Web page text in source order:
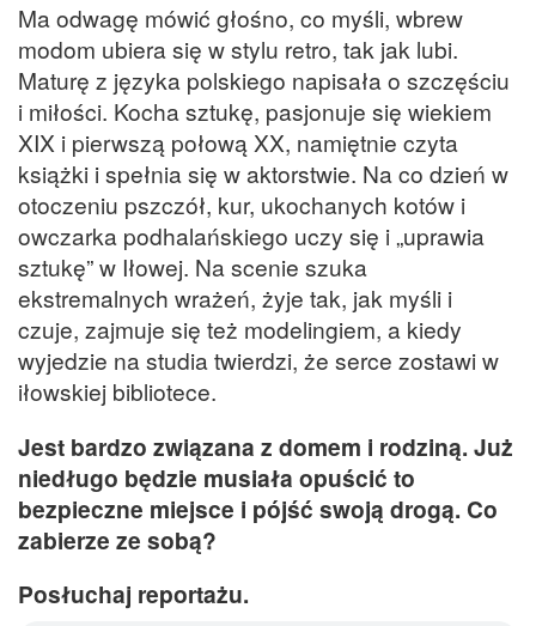
Ma odwagę mówić głośno, co myśli, wbrew
modom ubiera się w stylu retro, tak jak lubi.
Maturę z języka polskiego napisała o szczęściu
i miłości. Kocha sztukę, pasjonuje się wiekiem
XIX i pierwszą połową XX, namiętnie czyta
książki i spełnia się w aktorstwie. Na co dzień w
otoczeniu pszczół, kur, ukochanych kotów i
owczarka podhalańskiego uczy się i „uprawia
sztukę” w Iłowej. Na scenie szuka
ekstremalnych wrażeń, żyje tak, jak myśli i
czuje, zajmuje się też modelingiem, a kiedy
wyjedzie na studia twierdzi, że serce zostawi w
iłowskiej bibliotece.
Jest bardzo związana z domem i rodziną. Już
niedługo będzie musiała opuścić to
bezpieczne miejsce i pójść swoją drogą. Co
zabierze ze sobą?
Posłuchaj reportażu.